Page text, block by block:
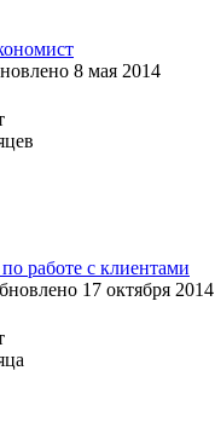
8 мая 2014
работе с клиентами
17 октября 2014